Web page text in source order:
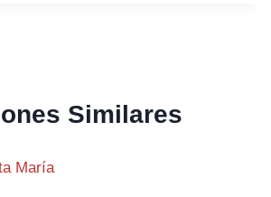
Similares